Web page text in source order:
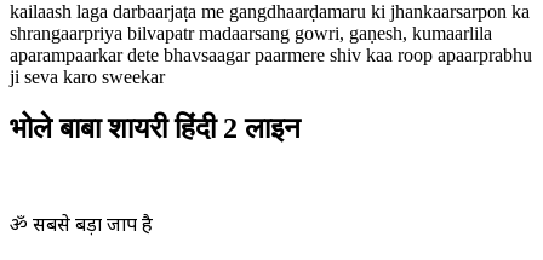
kailaash laga darbaarjaṭa me gangdhaarḍamaru ki jhankaarsarpon ka
shrangaarpriya bilvapatr madaarsang gowri, gaṇesh, kumaarlila
aparampaarkar dete bhavsaagar paarmere shiv kaa roop apaarprabhu
ji seva karo sweekar
भोले बाबा शायरी हिंदी 2 लाइन
ॐ सबसे बड़ा जाप है